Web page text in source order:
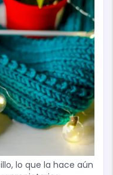
lo que la hace aún